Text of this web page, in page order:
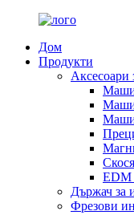
Дом
Продукти
Аксесоари
EDM
Държач за
Фрезови